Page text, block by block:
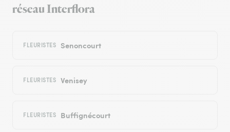
réseau Interflora
FLEURISTES Senoncourt
FLEURISTES Venisey
FLEURISTES Buffignécourt